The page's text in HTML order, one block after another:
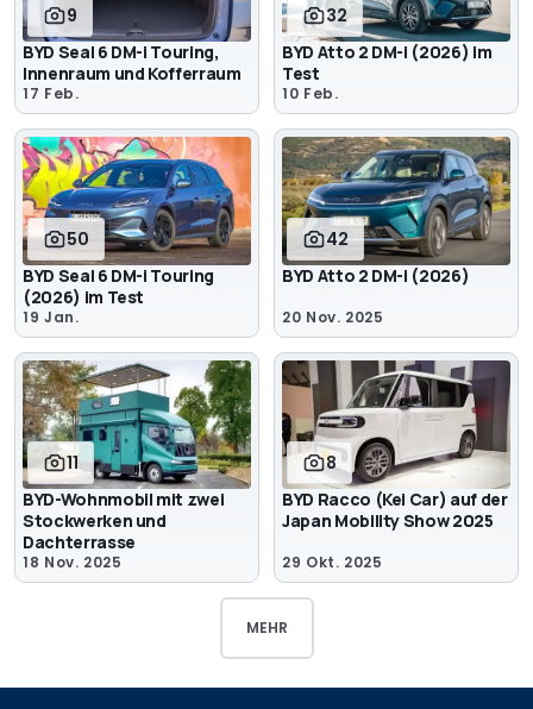
9
BYD Seal 6 DM-i Touring,
Innenraum und Kofferraum
17 Feb.
32
BYD Atto 2 DM-i (2026) im
Test
10 Feb.
50
BYD Seal 6 DM-i Touring
(2026) im Test
19 Jan.
42
BYD Atto 2 DM-i (2026)
20 Nov. 2025
11
BYD-Wohnmobil mit zwei
Stockwerken und
Dachterrasse
18 Nov. 2025
8
BYD Racco (Kei Car) auf der
Japan Mobility Show 2025
29 Okt. 2025
MEHR